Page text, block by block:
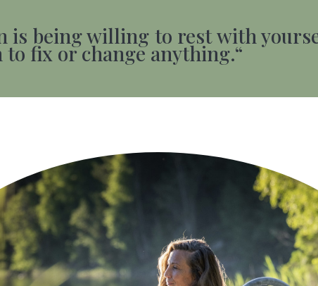
is being willing to rest with
fix or change anything.“